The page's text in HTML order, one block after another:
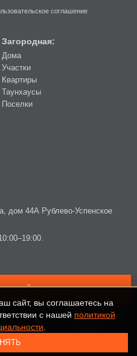
соглашение
Загородная:
Дома
Участки
Квартиры
Таунхаусы
Поселки
дом 44А Рублево-Успенское
ЗВОНОК
сайт, вы соглашаетесь на
с нашей политикой